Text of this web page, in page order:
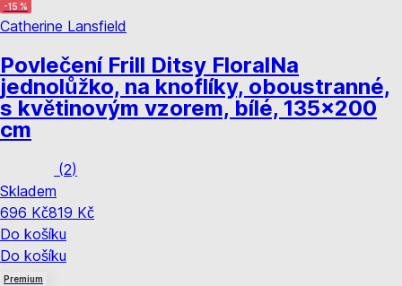
-15 %
Catherine Lansfield
Povlečení Frill Ditsy FloralNa
jednolůžko, na knoflíky, oboustranné,
s květinovým vzorem, bílé, 135x200
cm
(2)
Skladem
696 Kč819 Kč
Do košíku
Do košíku
Premium